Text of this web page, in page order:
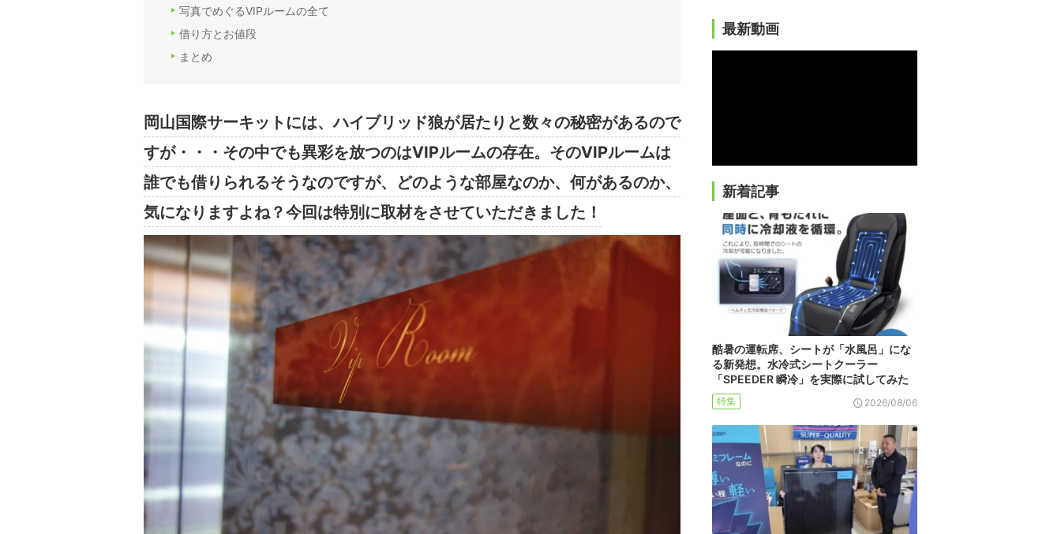
写真でめぐるVIPルームの全て
借り方とお値段
まとめ
岡山国際サーキットには、ハイブリッド狼が居たりと数々の秘密があるので
すが・・・その中でも異彩を放つのはVIPルームの存在。そのVIPルームは
誰でも借りられるそうなのですが、どのような部屋なのか、何があるのか、
気になりますよね？今回は特別に取材をさせていただきました！
最新動画
新着記事
酷暑の運転席、シートが「水風呂」にな
る新発想。水冷式シートクーラー
「SPEEDER 瞬冷」を実際に試してみた
特集 2026/08/06